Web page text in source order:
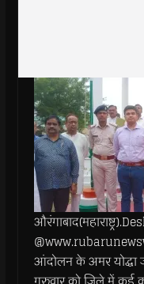
आंदोलन के अमर योद्धा